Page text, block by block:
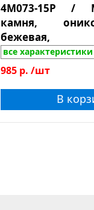
4M073-15P /
камня,
бежевая,
полированная,
все характеристики
985 р. /шт
В